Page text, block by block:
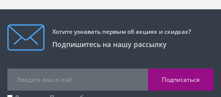
Хотите узнавать первым об акциях и скидках?
Подпишитесь на нашу рассылку
Подписаться